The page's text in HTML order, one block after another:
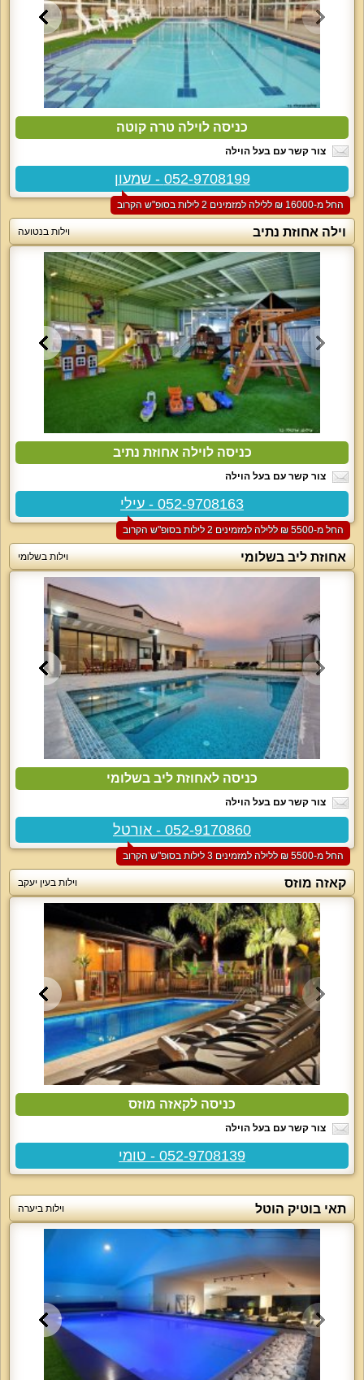
כניסה לוילה טרה קוטה
צור קשר עם בעל הוילה
052-9708199 - שמעון
החל מ-‏16000 ₪ ללילה למזמינים 2 לילות בסופ"ש הקרוב
וילה אחוזת נתיב וילות בנטועה
כניסה לוילה אחוזת נתיב
צור קשר עם בעל הוילה
052-9708163 - עילי
החל מ-‏5500 ₪ ללילה למזמינים 2 לילות בסופ"ש הקרוב
אחוזת ליב בשלומי וילות בשלומי
כניסה לאחוזת ליב בשלומי
צור קשר עם בעל הוילה
052-9170860 - אורטל
החל מ-‏5500 ₪ ללילה למזמינים 3 לילות בסופ"ש הקרוב
קאזה מוזס וילות בעין יעקב
כניסה לקאזה מוזס
צור קשר עם בעל הוילה
052-9708139 - טומי
תאי בוטיק הוטל וילות ביערה